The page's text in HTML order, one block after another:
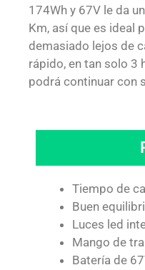
174Wh y 67V le da
Km, así que es ideal
demasiado lejos de
rápido, en tan solo 3
podrá continuar con
Tiempo de
Buen
Luces led
Mango de
Batería de